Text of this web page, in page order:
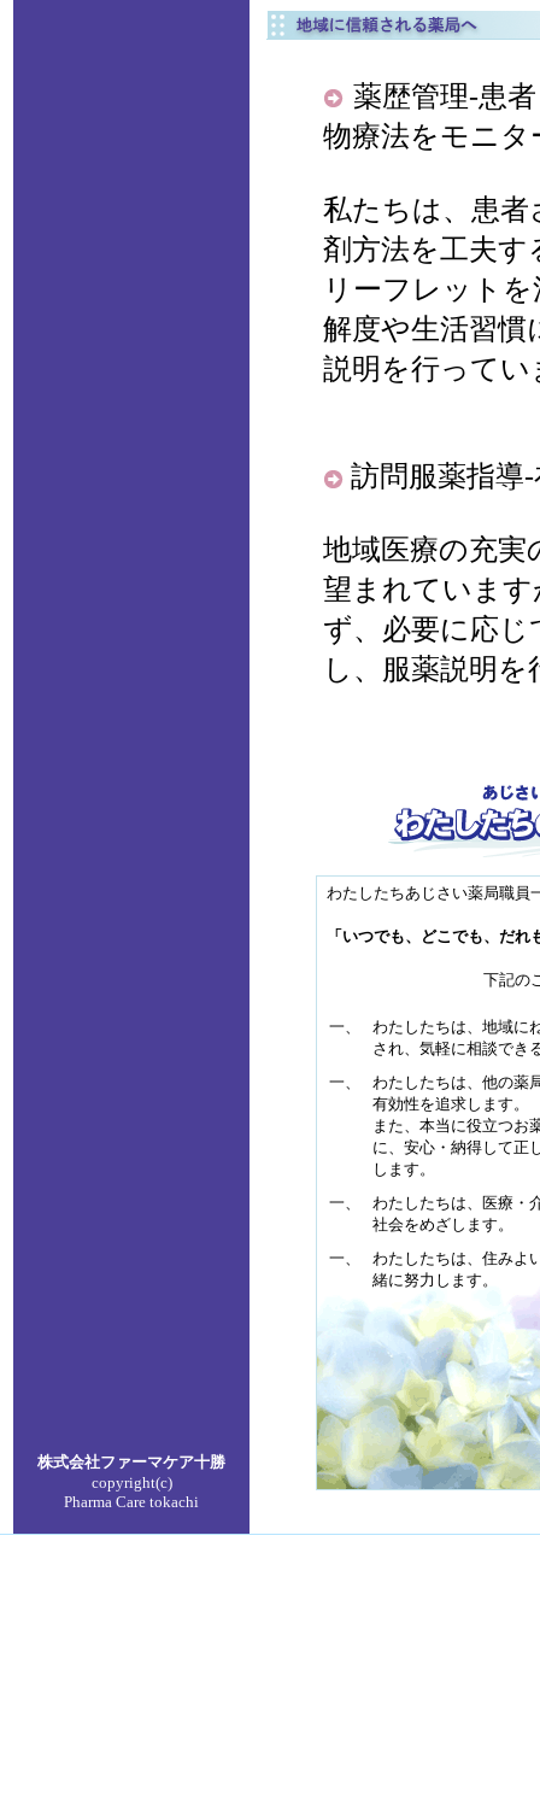
株式会社ファーマケア十勝
copyright(c)
Pharma Care tokachi
薬歴管理-患
物療法をモニタ
私たちは、患
剤方法を工夫す
リーフレット
解度や生活習慣
説明を行ってい
訪問服薬指導
地域医療の充実
望まれていま
ず、必要に応
し、服薬説明
わたしたちあじさい薬局職員
「いつでも、どこでも、だ
下記の
一、
わたしたちは、地域に
され、気軽に相談でき
一、
わたしたちは、他の薬
有効性を追求します。
また、本当に役立つお
に、安心・納得して正
します。
一、
わたしたちは、医療・
社会をめざします。
一、
わたしたちは、住みよ
緒に努力します。